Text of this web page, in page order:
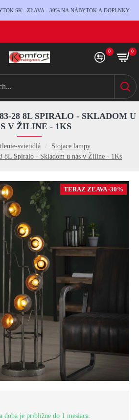
- ZĽAVA - 30% NA NÁBYTOK A DOPLNKY
0 0
svietidlá
Stojace lampy
8L Spiralo - Skladom u nás v Žiline - 1Ks
28 8L SPIRALO - SKLADOM U
V ŽILINE - 1KS
TERAZ ZĽAVA -30%
doba je približne do 1 mesiaca.